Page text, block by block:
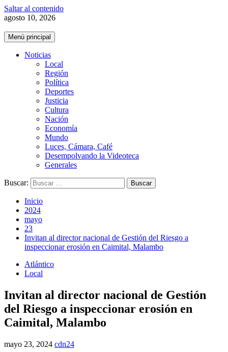
Saltar al contenido
agosto 10, 2026
Menú principal
Noticias
Local
Región
Política
Deportes
Justicia
Cultura
Nación
Economía
Mundo
Luces, Cámara, Café
Desempolvando la Videoteca
Generales
Buscar:
Inicio
2024
mayo
23
Invitan al director nacional de Gestión del Riesgo a
inspeccionar erosión en Caimital, Malambo
Atlántico
Local
Invitan al director nacional de Gestión
del Riesgo a inspeccionar erosión en
Caimital, Malambo
mayo 23, 2024 cdn24